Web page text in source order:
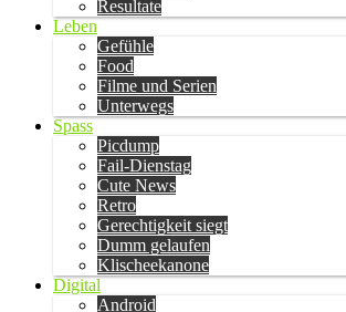
Resultate
Leben
Gefühle
Food
Filme und Serien
Unterwegs
Spass
Picdump
Fail-Dienstag
Cute News
Retro
Gerechtigkeit siegt
Dumm gelaufen
Klischeekanone
Digital
Android